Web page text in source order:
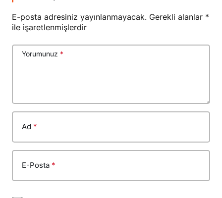
E-posta adresiniz yayınlanmayacak. Gerekli alanlar *
ile işaretlenmişlerdir
Yorumunuz *
Ad *
E-Posta *